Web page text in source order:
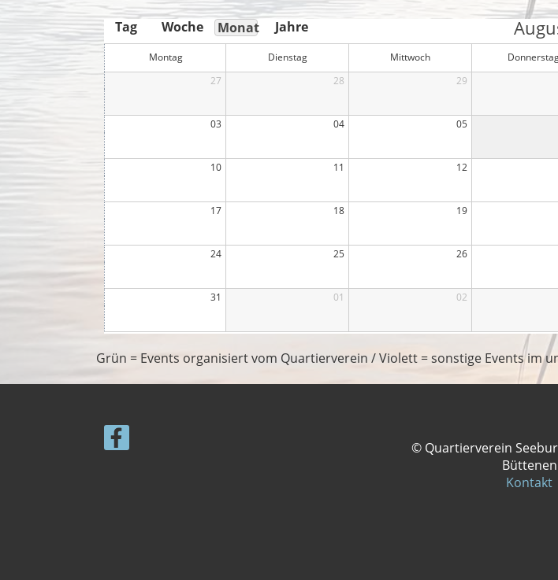
Tag Woche Monat Jahre
Montag Dienstag Mittwoch
27
28 29
03 04 05
10 11 12
17 18 19
24 25 26
31 01 02
Grün = Events organisiert vom Quartierverein / Violett = sonstige Events im
© Quartierverein
Büttenen
Kontakt